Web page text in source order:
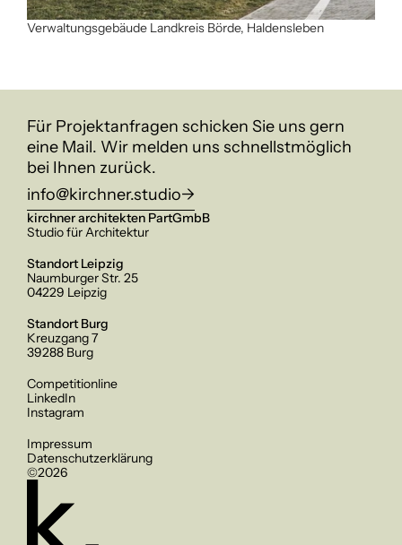
Verwaltungsgebäude Landkreis Börde, Haldensleben
kirchner architekten PartGmbB
Studio für Architektur
Standort Leipzig
Naumburger Str. 25
04229 Leipzig
Standort Burg
Kreuzgang 7
39288 Burg
Competitionline
LinkedIn
Instagram
Impressum
Datenschutz­erklärung
©2026
Für Projektanfragen schicken Sie uns gern
eine Mail. Wir melden uns schnellstmöglich
bei Ihnen zurück.
info@kirchner.studio->